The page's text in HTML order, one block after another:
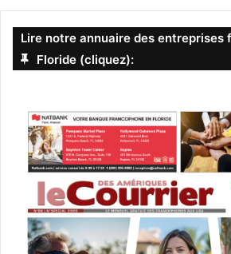
Lire notre annuaire des entreprises
Floride (cliquez):